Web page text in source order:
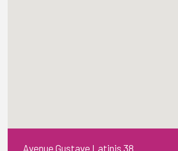
Avenue Gustave Latinis 38